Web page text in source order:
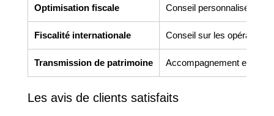
Optimisation fiscale Conseil personnalisé pour
Fiscalité internationale Conseil sur les opérations
Transmission de patrimoine Accompagnement en
Les avis de clients satisfaits